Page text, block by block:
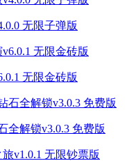
无限子弹版
无限金砖版
全解锁v3.0.3 免费版